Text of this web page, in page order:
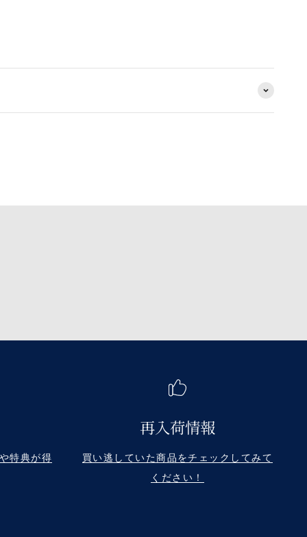
特典が得
再入荷情報
買い逃していた商品をチェックしてみて
ください！